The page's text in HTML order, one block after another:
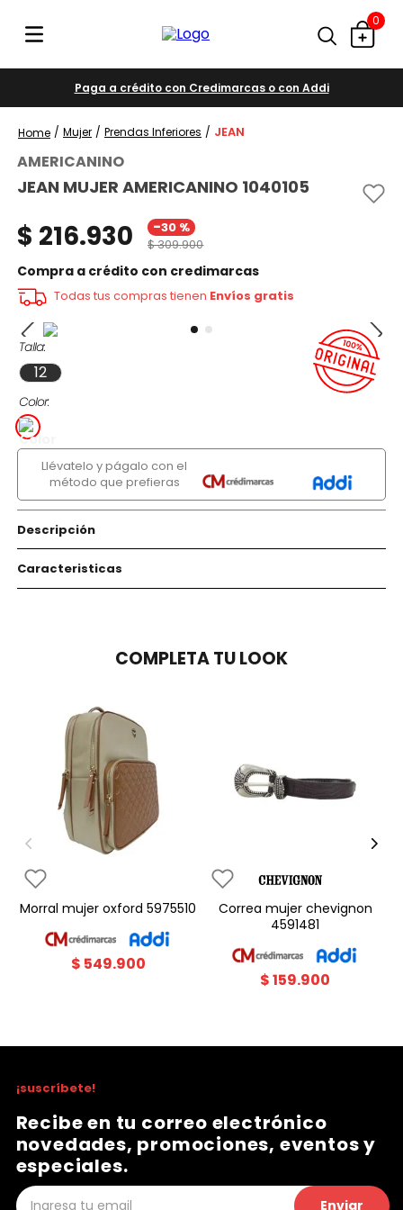
0
Paga a crédito con Credimarcas o con Addi
Mujer Prendas Inferiores JEAN
AMERICANINO
JEAN MUJER AMERICANINO 1040105
$ 216.930 -30 %
$309.900
Compra a crédito con credimarcas
Todas tus compras tienen Envíos gratis
Talla
12
Color
Llévatelo y págalo con el
método que prefieras
Descripción
Caracteristicas
COMPLETA TU LOOK
morral mujer oxford 5975510
$ 549.900
correa mujer chevignon
4591481
$159.900
¡suscríbete!
Recibe en tu correo electrónico
novedades, promociones, eventos y
especiales.
Enviar